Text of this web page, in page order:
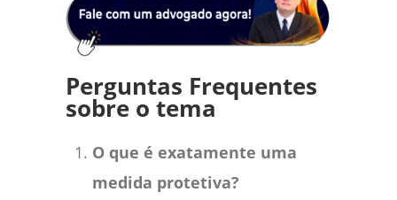
Perguntas Frequentes
sobre o tema
O que é exatamente uma
medida protetiva?